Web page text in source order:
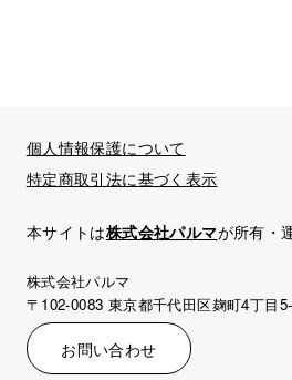
個人情報保護について
特定商取引法に基づく表示
本サイトは株式会社パルマが所有・
株式会社パルマ
〒102-0083 東京都千代田区麹町4丁目
お問い合わせ